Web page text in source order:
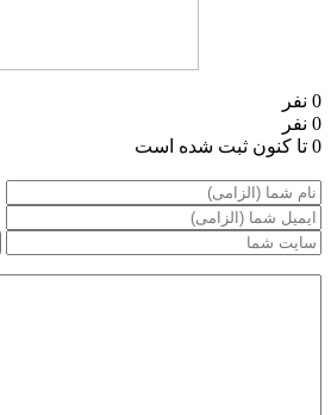
0 نفر
0 نفر
0 تا کنون ثبت شده است